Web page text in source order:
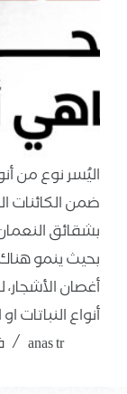
اليُسر نوع من
ضمن الكائنات
بشقائق
بحيث ينمو
أغصان
أنواع النباتات
anas tr